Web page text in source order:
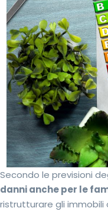
Secondo le previsioni
danni anche per le
ristrutturare gli immobili